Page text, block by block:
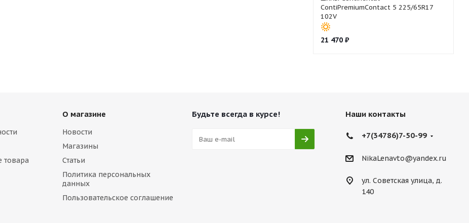
ContiPremiumContact 5 225/65R17
102V
21 470₽
товара
О магазине
Новости
Магазины
Статьи
Политика персональных
данных
Пользовательское соглашение
Будьте всегда в курсе! Наши контакты
+7(34786)7-50-99
NikaLenavto@yandex.ru
ул. Советская улица, д.
140